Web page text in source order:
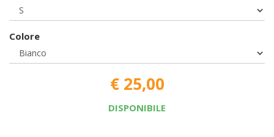
Colore
€ 25,00
DISPONIBILE